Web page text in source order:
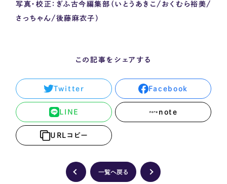
写真・校正：ぎふ古今編集部（いとうあきこ / おくむら裕美/
さっちゃん/ 後藤麻衣子）
この記事をシェアする
Twitter Facebook
LINE note
URLコピー
一覧へ戻る